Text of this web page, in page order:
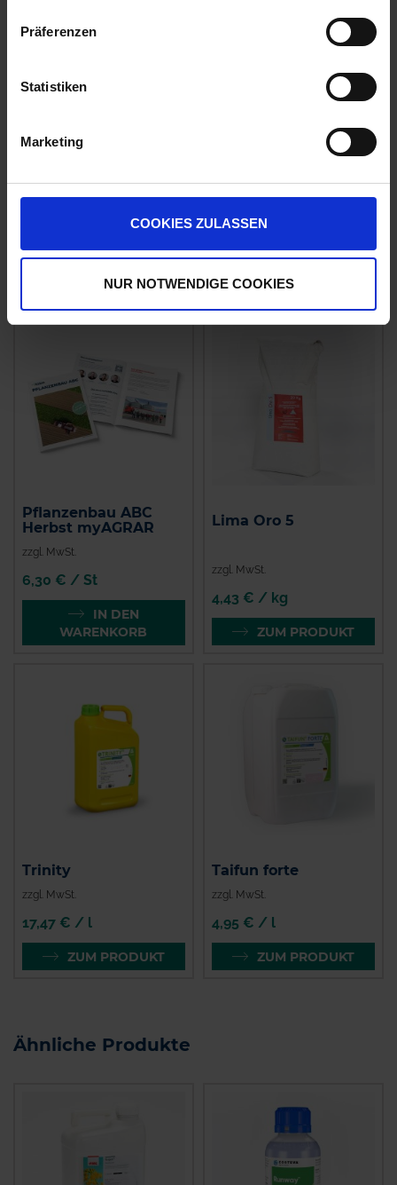
Präferenzen
Statistiken
Marketing
COOKIES ZULASSEN
NUR NOTWENDIGE COOKIES
mehr
EUH208-ENTHÄLT . KANN ALLERGISCHE REAKTIONEN
HERVORRUFEN.
mehr
Empfohlene Produkte
Pflanzenbau ABC
Herbst myAGRAR
zzgl. MwSt.
6,30 € / St
IN DEN
WARENKORB
Lima Oro 5
zzgl. MwSt.
4,43 € / kg
ZUM PRODUKT
Trinity
zzgl. MwSt.
17,47 € / l
ZUM PRODUKT
Taifun forte
zzgl. MwSt.
4,95 € / l
ZUM PRODUKT
Ähnliche Produkte